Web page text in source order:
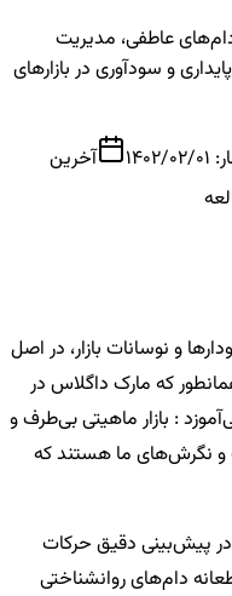
عاطفی، مدیریت
و سودآوری در بازارهای
1402/02/01
آخرین
و نوسانات بازار، در اصل
که مارک داگلاس در
: بازار ماهیتی بی‌طرف و
و نگرش‌های ما هستند که
در پیش‌بینی دقیق حرکات
دام‌های روانشناختی